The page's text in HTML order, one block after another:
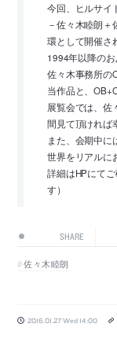
今回、ヒルサイ
－佐々木睦朗＋
環として開催さ
1994年以降のお
佐々木事務所の
当作品と、
展覧会では、佐
間見て頂ければ
また、会期中に
世界をリアルに
詳細はHPにて
す）
SHARE
佐々木睦朗
2016.01.27 Wed 14:00